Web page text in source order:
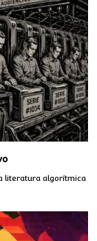
la literatura algorítmica